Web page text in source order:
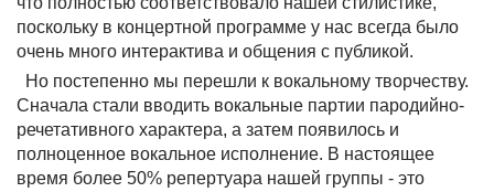
поскольку в концертной программе у нас всегда было
очень много интерактива и общения с публикой.
Но постепенно мы перешли к вокальному творчеству.
Сначала стали вводить вокальные партии пародийно-
речетативного характера, а затем появилось и
полноценное вокальное исполнение. В настоящее
время более 50% репертуара нашей группы - это